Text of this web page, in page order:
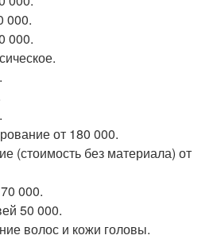
000.
000.
от 180 000.
(стоимость без материала) от
000.
50 000.
волос и кожи головы.